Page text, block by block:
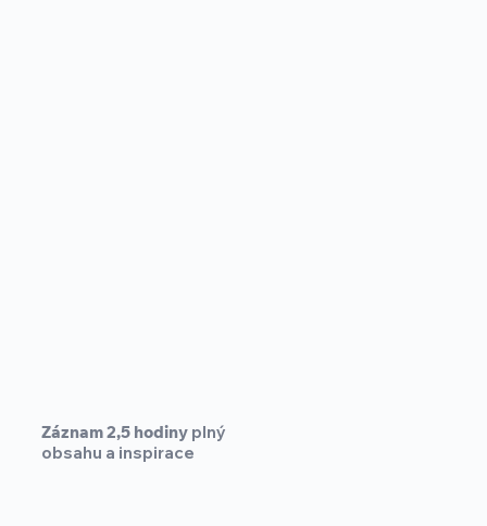
Záznam 2,5 hodinyplný
obsahu a inspirace